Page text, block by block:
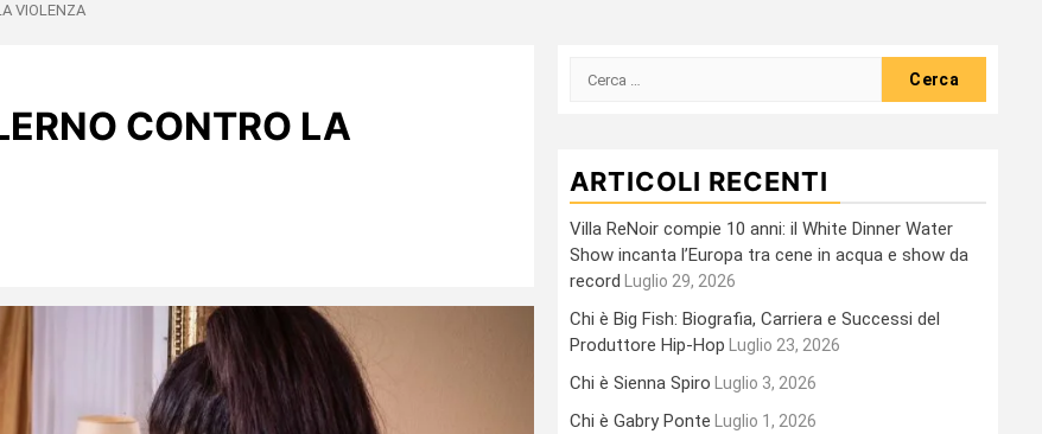
VIOLENZA
CONTRO LA
Ricerca
ARTICOLI RECENTI
Villa ReNoir compie 10 anni: il White Dinner Water
Show incanta l’Europa tra cene in acqua e show da
record
Luglio 29, 2026
Chi è Big Fish: Biografia, Carriera e Successi del
Produttore Hip-Hop
Luglio 23, 2026
Chi è Sienna Spiro Luglio 3, 2026
Chi è Gabry Ponte Luglio 1, 2026